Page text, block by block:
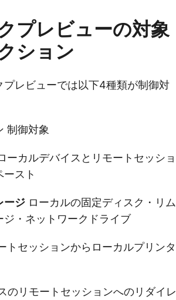
プレビューの対象
ション
プレビューでは以下4種類が制御対
制御対象
ーカルデバイスとリモートセッショ
ースト
ージ ローカルの固定ディスク・リム
ジ・ネットワークドライブ
トセッションからローカルプリンタ
のリモートセッションへのリダイレ